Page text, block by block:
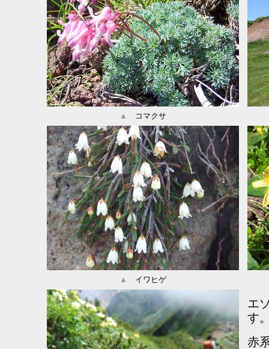
▲ コマクサ
▲ イワヒゲ
エ
す
赤